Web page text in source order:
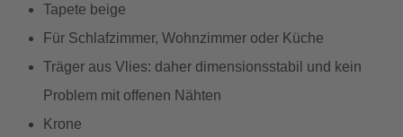
Tapete beige
Für Schlafzimmer, Wohnzimmer oder Küche
Träger aus Vlies: daher dimensionsstabil und kein
Problem mit offenen Nähten
Krone